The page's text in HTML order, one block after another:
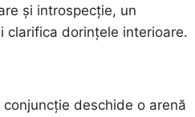
și introspecție, un
clarifica dorințele interioare.
deschide o arenă